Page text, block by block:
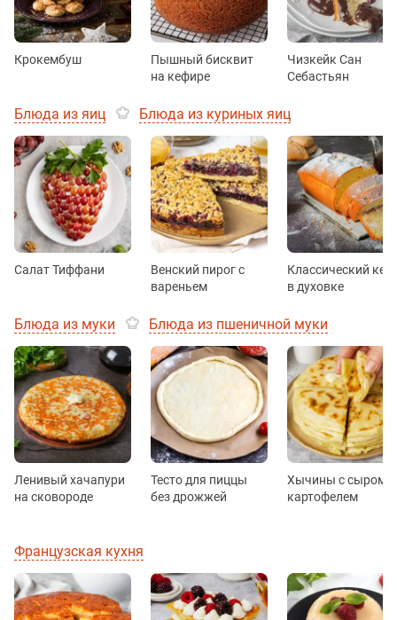
Крокембуш
Пышный бисквит
на кефире
Чизкейк Сан
Себастьян
Блюда из яиц Блюда из куриных яиц
Салат Тиффани
Венский пирог с
вареньем
Классический
в духовке
Блюда из муки Блюда из пшеничной муки
Ленивый хачапури
на сковороде
Тесто для пиццы
без дрожжей
Хычины с сыром и
картофелем
Французская кухня